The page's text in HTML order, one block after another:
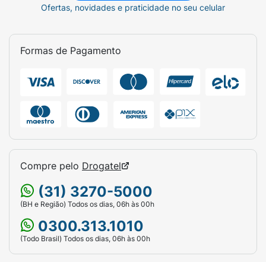
Ofertas, novidades e praticidade no seu celular
Formas de Pagamento
Compre pelo Drogatel
(31) 3270-5000
(BH e Região) Todos os dias, 06h às 00h
0300.313.1010
(Todo Brasil) Todos os dias, 06h às 00h